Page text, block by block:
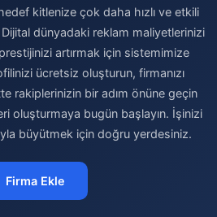
kitlenize çok daha hızlı ve etkili
dünyadaki reklam maliyetlerinizi
artırmak için sistemimize
ücretsiz oluşturun, firmanızı
rakiplerinizin bir adım önüne geçin
oluşturmaya bugün başlayın. İşinizi
büyütmek için doğru yerdesiniz.
Firma Ekle